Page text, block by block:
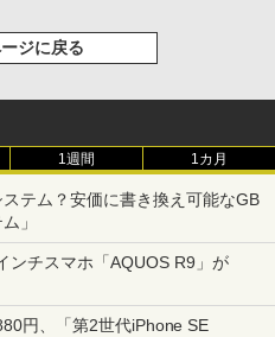
ジに戻る
1週間 1カ月
テム？安価に書き換え可能なGB
」
ンチスマホ「AQUOS R9」が
円、「第2世代iPhone SE